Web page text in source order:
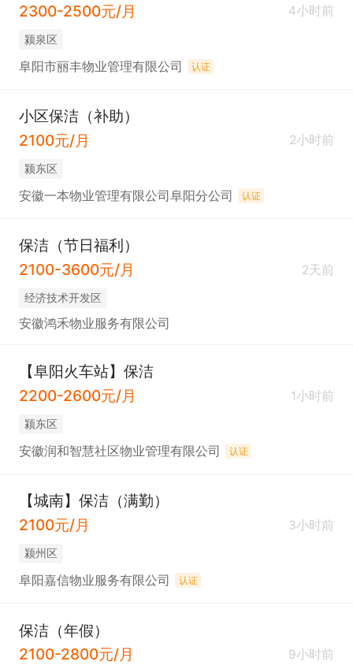
2300-2500元/月
4小时前
颍泉区
阜阳市丽丰物业管理有限公司 认证
小区保洁（补助）
2100元/月
2小时前
颍东区
安徽一本物业管理有限公司阜阳分公司 认证
保洁（节日福利）
2100-3600元/月
2天前
经济技术开发区
安徽鸿禾物业服务有限公司
【阜阳火车站】保洁
2200-2600元/月
1小时前
颍东区
安徽润和智慧社区物业管理有限公司 认证
【城南】保洁（满勤）
2100元/月
3小时前
颍州区
阜阳嘉信物业服务有限公司 认证
保洁（年假）
2100-2800元/月
9小时前